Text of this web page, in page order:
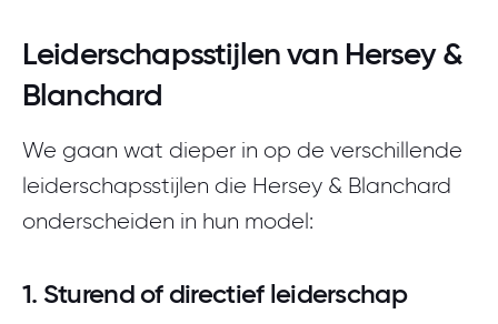
Leiderschapsstijlen van Hersey &
Blanchard
We gaan wat dieper in op de verschillende
leiderschapsstijlen die Hersey & Blanchard
onderscheiden in hun model:
1. Sturend of directief leiderschap